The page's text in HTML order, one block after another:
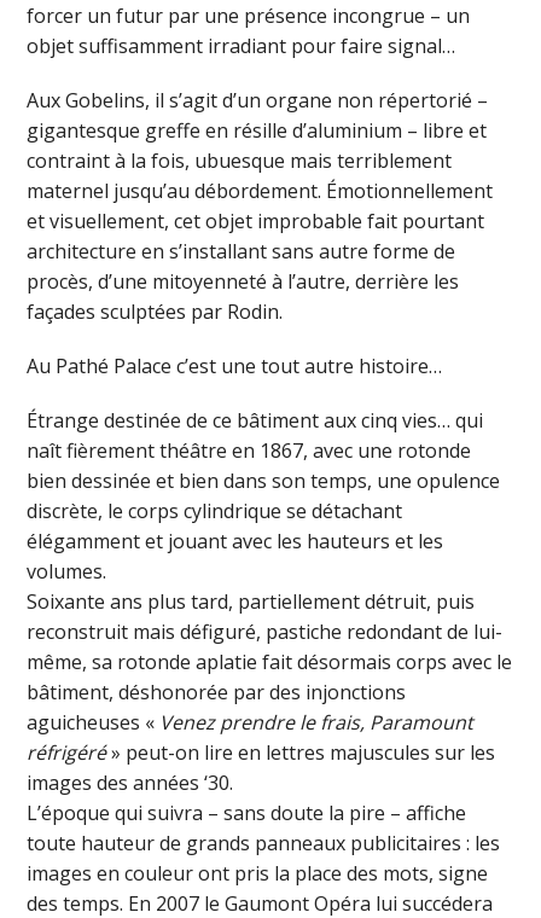
forcer un futur par une présence incongrue – un
objet suffisamment irradiant pour faire signal…
Aux Gobelins, il s’agit d’un organe non répertorié –
gigantesque greffe en résille d’aluminium – libre et
contraint à la fois, ubuesque mais terriblement
maternel jusqu’au débordement. Émotionnellement
et visuellement, cet objet improbable fait pourtant
architecture en s’installant sans autre forme de
procès, d’une mitoyenneté à l’autre, derrière les
façades sculptées par Rodin.
Au Pathé Palace c’est une tout autre histoire…
Étrange destinée de ce bâtiment aux cinq vies… qui
naît fièrement théâtre en 1867, avec une rotonde
bien dessinée et bien dans son temps, une opulence
discrète, le corps cylindrique se détachant
élégamment et jouant avec les hauteurs et les
volumes.
Soixante ans plus tard, partiellement détruit, puis
reconstruit mais défiguré, pastiche redondant de lui-
même, sa rotonde aplatie fait désormais corps avec le
bâtiment, déshonorée par des injonctions
aguicheuses « Venez prendre le frais, Paramount
réfrigéré» peut-on lire en lettres majuscules sur les
images des années ‘30.
L’époque qui suivra – sans doute la pire – affiche
toute hauteur de grands panneaux publicitaires : les
images en couleur ont pris la place des mots, signe
des temps. En 2007 le Gaumont Opéra lui succédera